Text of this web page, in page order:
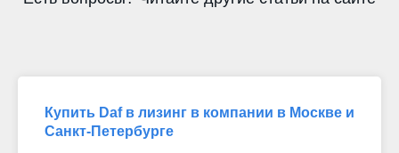
Купить Daf в лизинг в компании в Москве и
Санкт-Петербурге